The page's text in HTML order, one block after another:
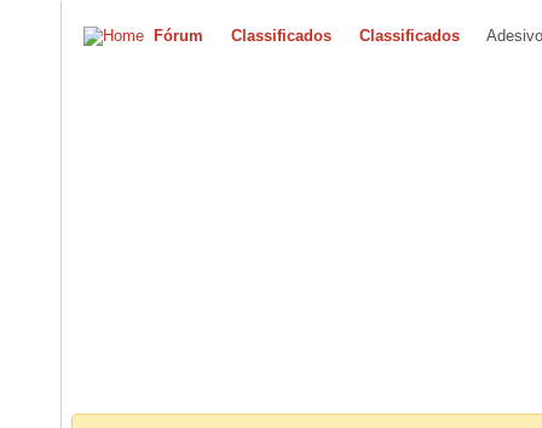
Fórum Classificados Classificados